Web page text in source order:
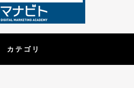
カテゴリ